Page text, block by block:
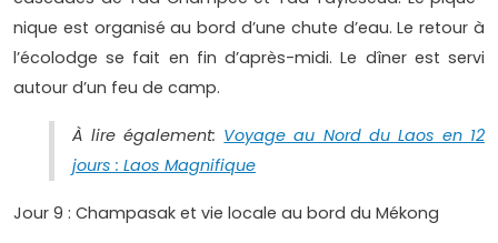
nique est organisé au bord d’une chute d’eau. Le retour à
l’écolodge se fait en fin d’après-midi. Le dîner est servi
autour d’un feu de camp.
À lire également: Voyage au Nord du Laos en 12
jours : Laos Magnifique
Jour 9 : Champasak et vie locale au bord du Mékong